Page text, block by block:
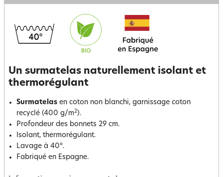
Un surmatelas naturellement isolant et
thermorégulant
Surmatelas en coton non blanchi, garnissage coton
recyclé (400 g/m2).
Profondeur des bonnets 29 cm.
Isolant, thermorégulant.
Lavage à 40°.
Fabriqué en Espagne.